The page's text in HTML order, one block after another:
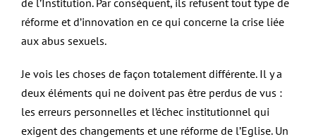
de l’Institution. Par conséquent, ils refusent tout type de
réforme et d’innovation en ce qui concerne la crise liée
aux abus sexuels.
Je vois les choses de façon totalement différente. Il y a
deux éléments qui ne doivent pas être perdus de vus :
les erreurs personnelles et l’échec institutionnel qui
exigent des changements et une réforme de l’Eglise. Un